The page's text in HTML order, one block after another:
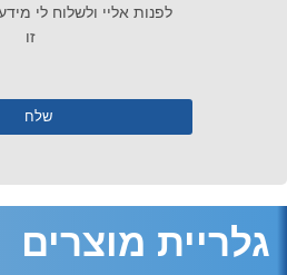
לפנות אליי ולשלוח לי
זו
גלריית מוצרים